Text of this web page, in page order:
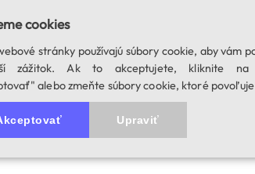
SkyWatcher
WiFi
Výbava: zenitové
SKU: 02788
cookies
stránky používajú súbory cookie, aby vám
zážitok. Ak to akceptujete, kliknite na
alebo zmeňte súbory cookie, ktoré
Upraviť